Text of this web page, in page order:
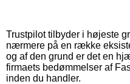
Trustpilot tilbyder i højeste
nærmere på en række
og af den grund er det en
firmaets bedømmelser af
inden du handler.